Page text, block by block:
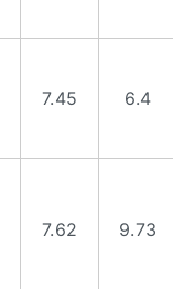
7.45 6.4
7.62 9.73